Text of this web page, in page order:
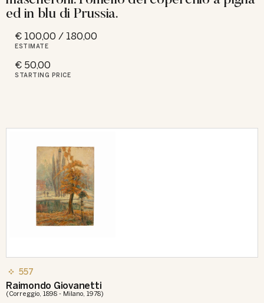
ed in blu di Prussia.
€ 100,00 / 180,00
ESTIMATE
€ 50,00
STARTING PRICE
557
Raimondo Giovanetti
(Correggio, 1898 - Milano, 1978)